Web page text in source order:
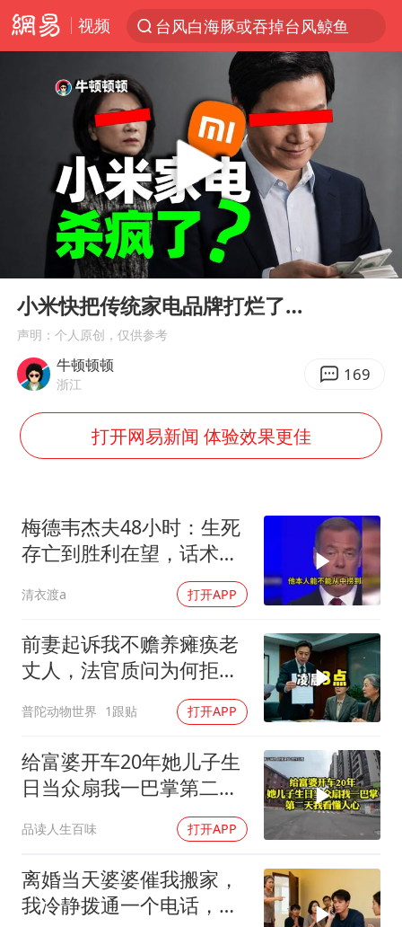
视频
台风白海豚或吞掉台风鲸鱼
看守所辅警收受10万获刑1年
宇树科技发行价格150.80元/股
宇树科技王兴兴身家有望超200亿元
五粮液渠道价一箱上涨近百元
CIA被曝已秘密设立古巴工作组
多地要求领导干部带头休假
法国将禁止“未经同意的电话营销”
U17国足1分钟轰2球
中国“五箭齐发”反制美国
首次证实！“胶球”存在
感觉全东北都在等7号
奋进开新局 实干挑大梁
Play
00:00 06:43
小米快把传统家电品牌打烂了…
声明：个人原创，仅供参考
牛顿顿顿
浙江 169
打开网易新闻 体验效果更佳
梅德韦杰夫48小时：生死
存亡到胜利在望，话术变
清衣渡a 打开APP
前妻起诉我不赡养瘫痪老
丈人，法官质问为何拒不
普陀动物世界 1跟贴 打开APP
给富婆开车20年她儿子生
日当众扇我一巴掌第二天
品读人生百味 打开APP
离婚当天婆婆催我搬家，
我冷静拨通一个电话，全